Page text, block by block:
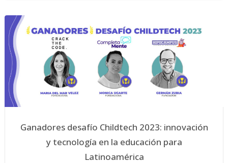
Ganadores desafío Childtech 2023: innovación
y tecnología en la educación para
Latinoamérica